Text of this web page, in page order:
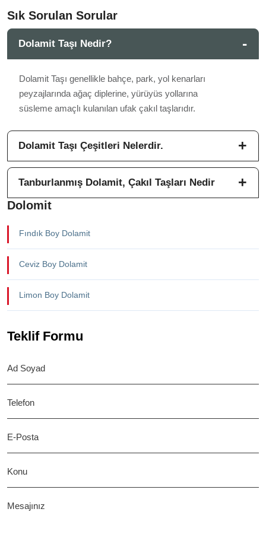
Sık Sorulan Sorular
Dolamit Taşı Nedir?
Dolamit Taşı genellikle bahçe, park, yol kenarları
peyzajlarında ağaç diplerine, yürüyüs yollarına
süsleme amaçlı kulanılan ufak çakıl taşlarıdır.
Dolamit Taşı Çeşitleri Nelerdir.
Tanburlanmış Dolamit, Çakıl Taşları Nedir
Dolomit
Fındık Boy Dolamit
Ceviz Boy Dolamit
Limon Boy Dolamit
Teklif Formu